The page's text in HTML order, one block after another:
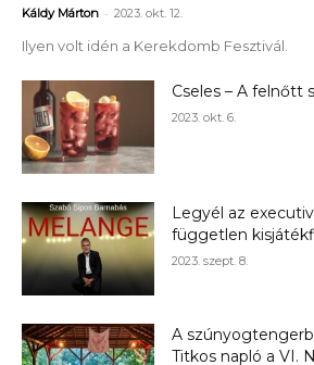
Káldy Márton - 2023. okt. 12.
Ilyen volt idén a Kerekdomb Fesztivál.
Cseles – A felnőtt
2023. okt. 6.
Legyél az
független
2023. szept. 8.
A
Titkos napló a VI.